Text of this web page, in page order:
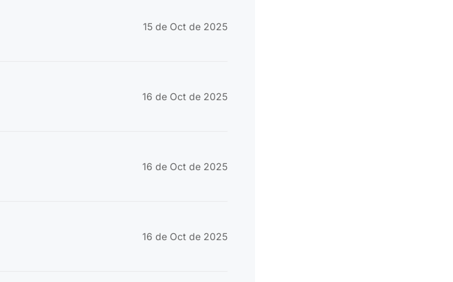
15 de Oct de 2025
16 de Oct de 2025
16 de Oct de 2025
16 de Oct de 2025